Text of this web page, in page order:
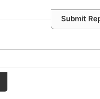
Submit